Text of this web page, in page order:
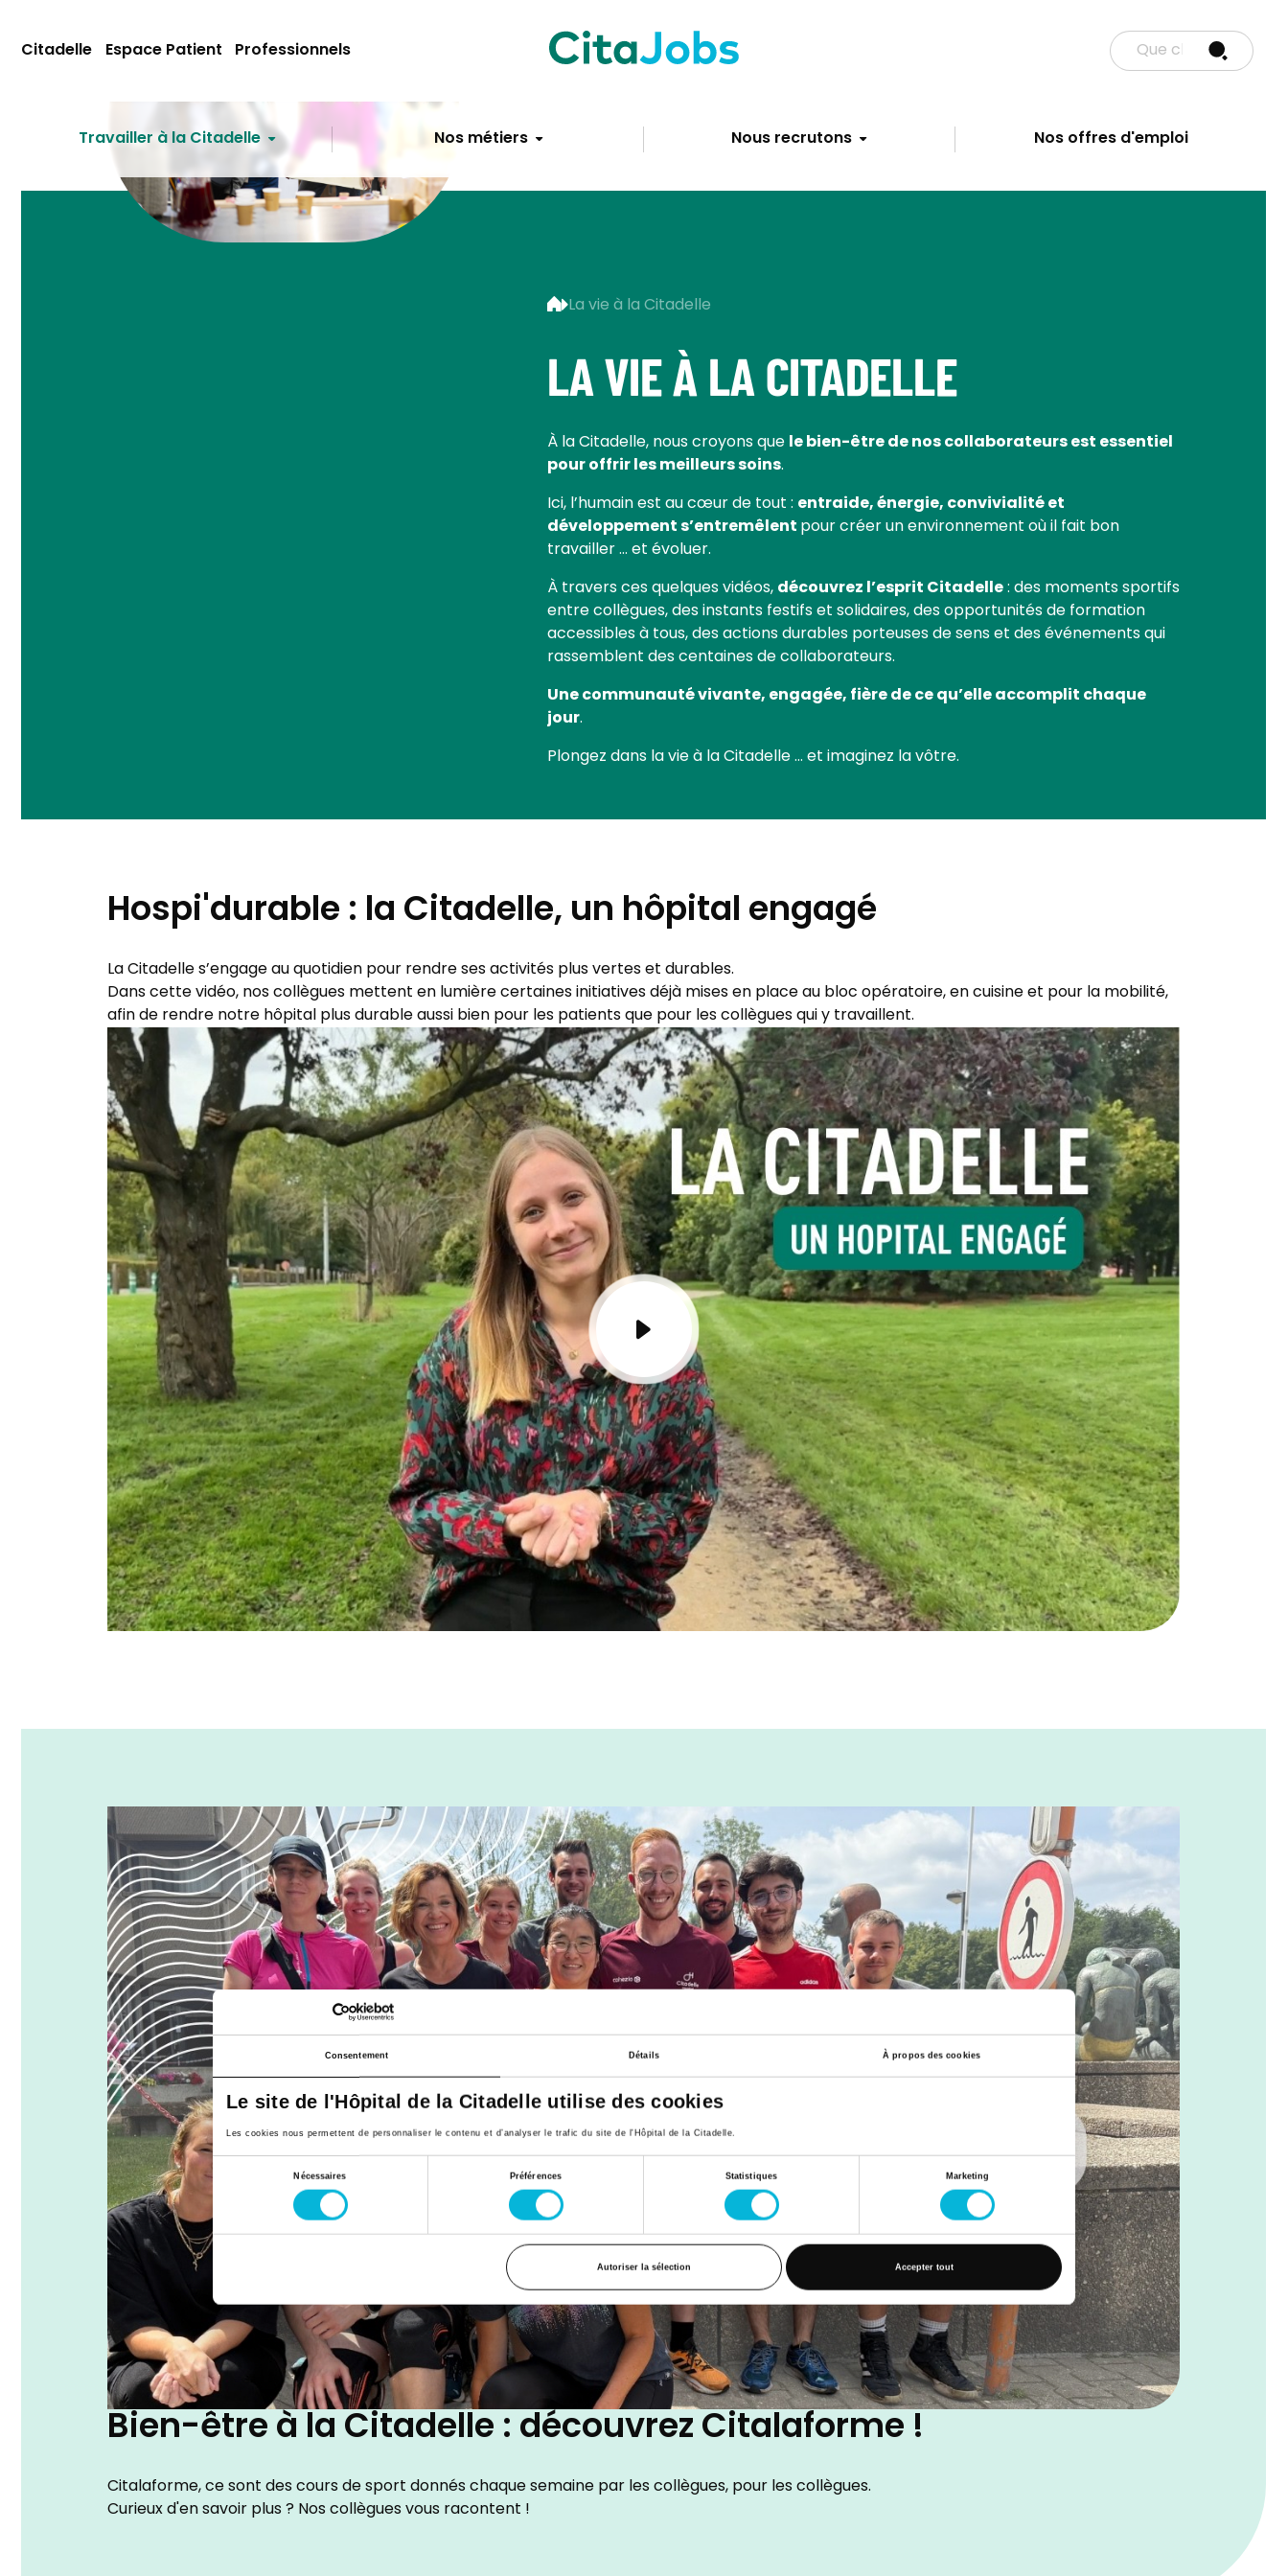
Consentement Détails À propos des cookies
Le site de l'Hôpital de la Citadelle utilise des cookies
Les cookies nous permettent de personnaliser le contenu et d’analyser le trafic du site de l'Hôpital de la Citadelle.
Nécessaires Préférences Statistiques Marketing
Autoriser la sélection Accepter tout
Travailler à la Citadelle Nos métiers Nous recrutons Nos offres d'emploi
Citadelle Espace Patient Professionnels
La vie à la Citadelle
LA VIE À LA CITADELLE
À la Citadelle, nous croyons quele bien-être de nos collaborateurs est essentiel
pour offrir les meilleurs soins.
Ici, l’humain est au cœur de tout : entraide, énergie, convivialité et
développement s’entremêlentpour créer un environnement où il fait bon
travailler … et évoluer.
À travers ces quelques vidéos,découvrez l’esprit Citadelle: des moments sportifs
entre collègues, des instants festifs et solidaires, des opportunités de formation
accessibles à tous, des actions durables porteuses de sens et des événements qui
rassemblent des centaines de collaborateurs.
Une communauté vivante, engagée, fière de ce qu’elle accomplit chaque
jour.
Plongez dans la vie à la Citadelle … et imaginez la vôtre.
Hospi'durable : la Citadelle, un hôpital engagé
La Citadelle s’engage au quotidien pour rendre ses activités plus vertes et durables.
Dans cette vidéo, nos collègues mettent en lumière certaines initiatives déjà mises en place au bloc opératoire, en cuisine et pour la mobilité,
afin de rendre notre hôpital plus durable aussi bien pour les patients que pour les collègues qui y travaillent.
Bien-être à la Citadelle : découvrez Citalaforme !
Citalaforme, ce sont des cours de sport donnés chaque semaine par les collègues, pour les collègues.
Curieux d'en savoir plus ? Nos collègues vous racontent !